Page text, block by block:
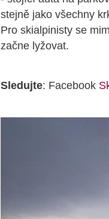
stejně jako všechny
Pro skialpinisty se
začne lyžovat.
Sledujte: Facebook